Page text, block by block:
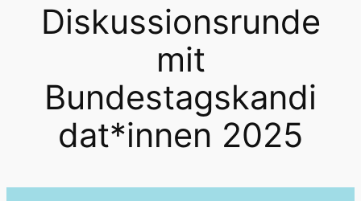
Diskussionsrunde
mit
Bundestagskandi
dat*innen 2025